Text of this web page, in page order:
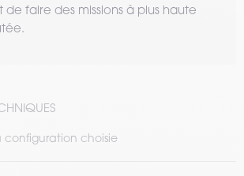
faire des missions à plus haute
configuration choisie